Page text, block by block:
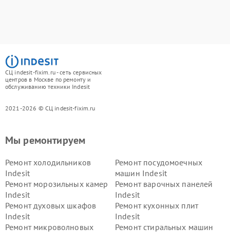
СЦ indesit-fixim.ru - сеть сервисных
центров в Москве по ремонту и
обслуживанию техники Indesit
2021-2026 © СЦ indesit-fixim.ru
Мы ремонтируем
Ремонт холодильников
Indesit
Ремонт посудомоечных
машин Indesit
Ремонт морозильных камер
Indesit
Ремонт варочных панелей
Indesit
Ремонт духовых шкафов
Indesit
Ремонт кухонных плит
Indesit
Ремонт микроволновых
Ремонт стиральных машин